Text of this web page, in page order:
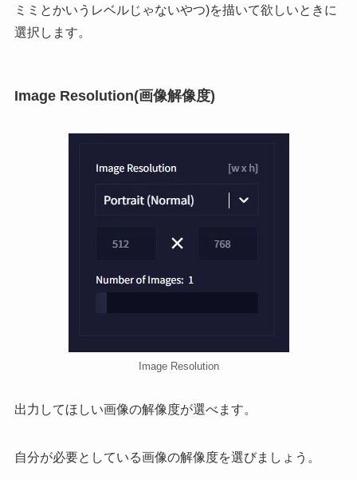
ミミとかいうレベルじゃないやつ)を描いて欲しいときに
選択します。
Image Resolution(画像解像度)
Image Resolution
出力してほしい画像の解像度が選べます。
自分が必要としている画像の解像度を選びましょう。